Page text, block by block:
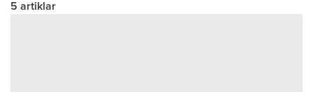
5 artiklar